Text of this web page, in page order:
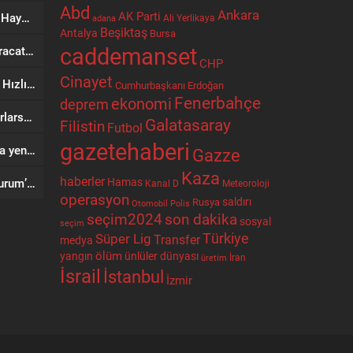
Bir Şehrin Ticaretinden Sosyal Hayatına Uzanan Yol: Niyazi Cihan
SRV Padel Court, 24 Ülkeye İhracat Yapan Türkiye’nin Padel Kortu Üretim Gücü
AVEGA’da Yerli Üretimin Gücü: Hızlı Servis ve Kesintisiz Teknik Destek
Trump’tan İran’a: Geri adım atarlarsa ağır bedel öderler
Rusya’da kripto para piyasasına yeni kurallar
Başkan Odabaşı’ndan Bakan Kurum’a ziyaret
Abd adana AK Parti Ali Yerlikaya Ankara
Antalya Beşiktaş Bursa
caddemanset CHP
Cinayet Cumhurbaşkanı Erdoğan
deprem ekonomiFenerbahçe
FilistinFutbol Galatasaray
gazetehaberi Gazze
haberler Hamas Kanal D Kaza Meteoroloji
operasyon Otomobil Polis Rusya saldırı
seçim seçim2024son dakika sosyal
medya Süper LigTransferTürkiye
yangın ölüm ünlüler dünyası üretim İran
İsrail İstanbul İzmir